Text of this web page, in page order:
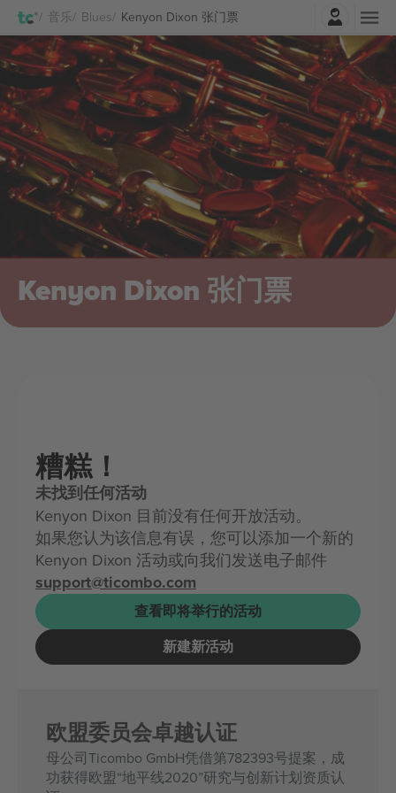
音乐 Blues Kenyon Dixon 张门票登录
Kenyon Dixon 张门票
糟糕！
未找到任何活动
Kenyon Dixon 目前没有任何开放活动。
如果您认为该信息有误，您可以添加一个新的
Kenyon Dixon 活动或向我们发送电子邮件
support@ticombo.com
查看即将举行的活动
新建新活动
欧盟委员会卓越认证
母公司Ticombo GmbH凭借第782393号提案，成
功获得欧盟“地平线2020”研究与创新计划资质认